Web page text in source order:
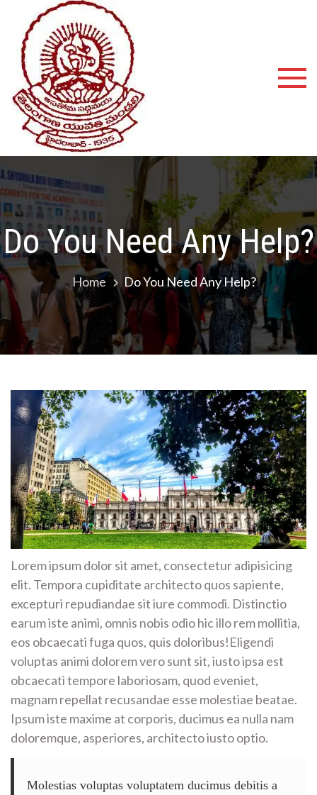
Degree
Do You Need Any Help?
Home Do You Need Any Help?
Lorem ipsum dolor sit amet, consectetur adipisicing
elit. Tempora cupiditate architecto quos sapiente,
excepturi repudiandae sit iure commodi. Distinctio
earum iste animi, omnis nobis odio hic illo rem mollitia,
eos obcaecati fuga quos, quis doloribus!Eligendi
voluptas animi dolorem vero sunt sit, iusto ipsa est
obcaecati tempore laboriosam, quod eveniet,
magnam repellat recusandae esse molestiae beatae.
Ipsum iste maxime at corporis, ducimus ea nulla nam
doloremque, asperiores, architecto iusto optio.
Molestias voluptas voluptatem ducimus debitis a